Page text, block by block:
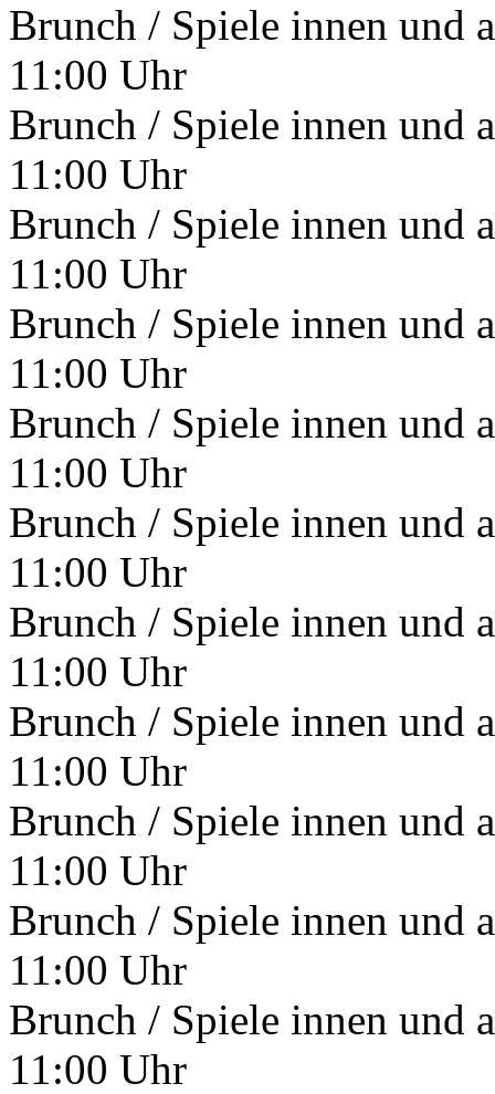
Brunch / Spiele innen und
11:00 Uhr
Brunch / Spiele innen und
11:00 Uhr
Brunch / Spiele innen und
11:00 Uhr
Brunch / Spiele innen und
11:00 Uhr
Brunch / Spiele innen und
11:00 Uhr
Brunch / Spiele innen und
11:00 Uhr
Brunch / Spiele innen und
11:00 Uhr
Brunch / Spiele innen und
11:00 Uhr
Brunch / Spiele innen und
11:00 Uhr
Brunch / Spiele innen und
11:00 Uhr
Brunch / Spiele innen und
11:00 Uhr